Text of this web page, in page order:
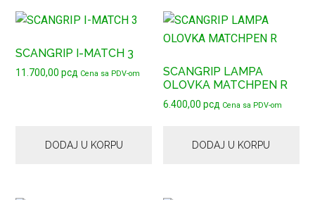
SCANGRIP I-MATCH 3
11.700,00рсд Cena sa PDV-om
DODAJ U KORPU
SCANGRIP LAMPA
OLOVKA MATCHPEN R
6.400,00рсд Cena sa PDV-om
DODAJ U KORPU